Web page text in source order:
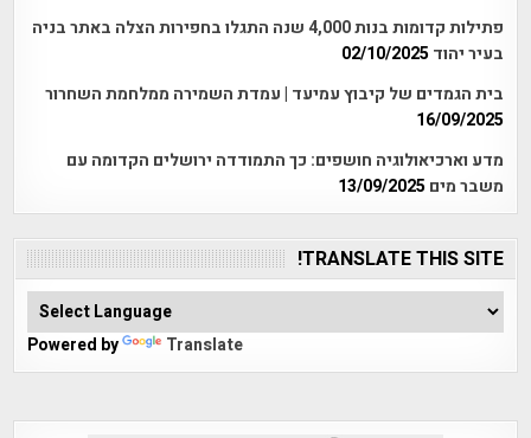
פתילות קדומות בנות 4,000 שנה התגלו בחפירות הצלה באתר בניה
בעיר יהוד 02/10/2025
בית הגמדים של קיבוץ עמיעד | עמדת השמירה ממלחמת השחרור
16/09/2025
מדע וארכיאולוגיה חושפים: כך התמודדה ירושלים הקדומה עם
משבר מים 13/09/2025
TRANSLATE THIS SITE!
Powered by Translate